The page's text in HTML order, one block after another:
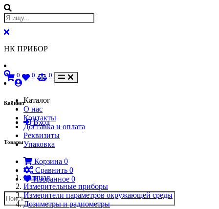
НК ПРИБОР
Кабинет
Вход
Товары
Корзина 0
Сравнить 0
Избранное 0
0 0 0
Каталог
О нас
Контакты
Доставка и оплата
Реквизиты
Упаковка
Главная
Измерительные приборы
Измерители параметров окружающей среды
Дозиметры и радиометры